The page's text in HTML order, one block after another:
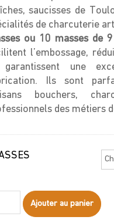
saucisses de
de charcuterie
ou 10 masses de
l’embossage,
une
Ils sont
bouchers,
des métiers
Ajouter au panier